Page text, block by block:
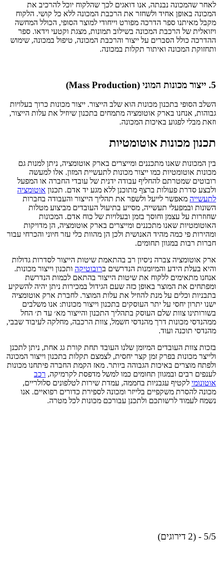
לאחר שהמכונה נבנתה, אנו דואגים לכך שהלקוח יוכל להרכיב את
המכונה באופן אחיד ולשחזר את הרכבת המכונה ללא כל קושי. הלקוח
מקבל מאיתנו ספר הדרכה מפורט וייחודי למוצר הסופי, הכולל המחשה
ויזואלית של הרכבת המכונה בשילוב תמונות, מצגת וקטעי וידאו. ספר
ההדרכה כולל הסברים על ייצור והרכבת המכונה, טיפול במכונה, שימוש
ותחזוקת המכונה ואיתור תקלות במכונה.
5. ייצור מכונות המוני (Mass Production)
השלב הסופי בתכנון מכונות הוא שלב הייצור. ייצור מכונות כרוך בעלויות
גבוהות, אנחנו בארק אוטומציה מתמחים בתכנון שיוזיל את עלות הייצור,
וזאת מבלי לפגוע באיכות המכונה.
תכנון מכונות אוטומטיות
בין המכונות שאנו מתכננים ומייצרים בארק אוטומציה, ניתן למנות גם
מכונות אוטומטיות כמו ייצור מכונות לתעשיית המזון. אלו למעשה
רובוטים שמטרתם להחליף עבודה ידנית של עובדי החברה או המפעל
ולבצע סדרת פעולות ברצף מתוכנן ללא מגע יד אדם. תכנון אוטומציה
לתעשייה מאפשר לייעל ולשפר את תהליך הייצור והעבודה בחברות
השונות ובמפעלי תעשייה, מסייע בתיעול העובדים מביצוע מטלות
שחוזרות על עצמן וחוסך בזמן ובעלויות של כוח אדם. המכונות
האוטומטיות שאנו מתכננים ומייצרים בארק אוטומציה, הן מדויקות
ומהירות פי כמה מהיד האנושית ולכן הן מהוות כלי עזר חיוני והכרחי עבור
חברות רבות במגוון תחומים.
ארק אוטומציה צברה ניסיון רב בהתאמת שיטות הייצור לסדרות גדולות
והיא בעלת הידע והמיומנות הנדרשים ברובוטיקה ותכנון וייצור מכונות.
אנחנו מתאימים ללקוח את שיטות הייצור בהתאם לכמות הנדרשת
ומפתחים את המוצר באופן כזה שעם הגידול במכירות ניתן יהיה להשקיע
בתבניות וכלים על מנת להוזיל את עלות המוצר. לחברת ארק אוטומציה
ישנו יתרון יחסי על יתר העוסקים בתכנון וייצור מכונות: אנו משלבים
בשורותינו צוות שלם העוסק בתהליך התכנון והייצור מא׳ עד ת׳ החל
ממהנדסי מכונות דרך מהנדסי חשמל, צוות הרכבה, מחלקה לעיבוד שבבי,
מהנדסי תוכנה ועוד.
בזכות צוות העובדים המיומן שלנו העובד תחת קורת גג אחת, ניתן לתכנן
ולייצר מכונות בפרק זמן קצר יחסית, לצמצם תקלות בתכנון וייצור המכונה
ולפתח מוצרים באיכות הגבוהה ביותר. מאז הקמת החברה פיתחנו מכונות
לענפים רבים ובמגוון תחומים כמו למשל מדפסת לקרמיקה, רכב
אוטונומי לקטיף עגבניות בחממה, עמדת שירות לטלפונים סלולריים,
מכונה להסרת משקפיים בלייזר ומכונה לספירת כדורים רפואיים. אנו
נשמח לעמוד לרשותכם ולתכנן עבורכם מכונות לכל מטרה.
5/5 - (2 דירוגים)